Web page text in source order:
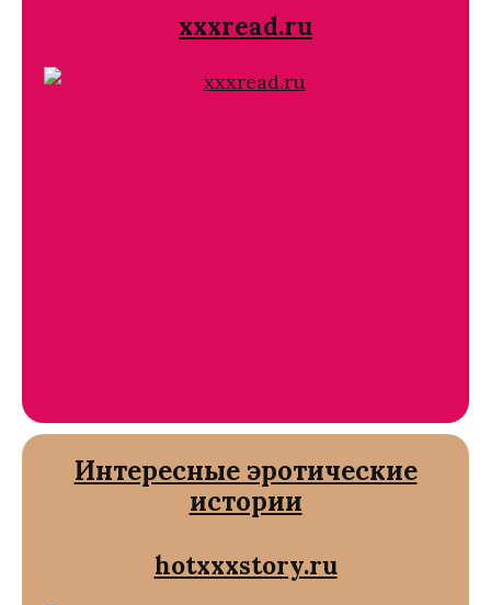
xxxread.ru
Интересные эротические
истории
hotxxxstory.ru